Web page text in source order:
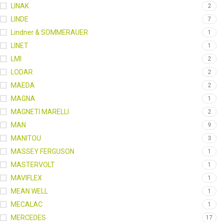
LINAK 2
LINDE 7
Lindner & SOMMERAUER 1
LINET 1
LMI 2
LODAR 2
MAEDA 2
MAGNA 1
MAGNETI MARELLI 2
MAN 9
MANITOU 3
MASSEY FERGUSON 1
MASTERVOLT 1
MAVIFLEX 1
MEAN WELL 1
MECALAC 1
MERCEDES 17